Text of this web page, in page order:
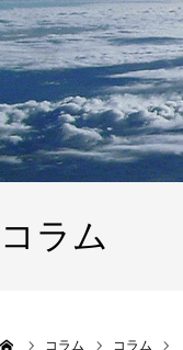
コラム
コラム コラム